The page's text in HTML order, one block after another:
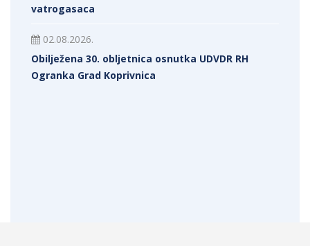
vatrogasaca
02.08.2026.
Obilježena 30. obljetnica osnutka UDVDR RH
Ogranka Grad Koprivnica